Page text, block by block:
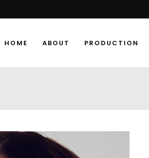
HOME ABOUT PRODUCTION